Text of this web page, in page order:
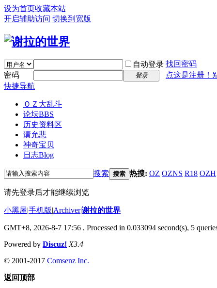
设为首页收藏本站
开启辅助访问 切换到宽版
自动登录 找回密码
密码
登录
点这是注册！
快捷导航
ＯＺ大乱斗
论坛BBS
历史资料区
请允悲
神奇宝贝
日志Blog
搜索 搜索 热搜: OZ OZNS R18 OZH
请先登录后才能继续浏览
小黑屋|手机版|Archiver|谢拉的世界
GMT+8, 2026-8-7 17:56 , Processed in 0.033094 second(s), 5
Powered by Discuz! X3.4
© 2001-2017 Comsenz Inc.
返回顶部